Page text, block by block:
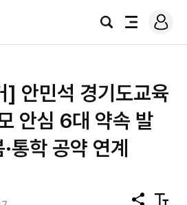
검
전
로
그
] 안민석 경기도교육
안심 6대 약속 발
통학 공약 연계